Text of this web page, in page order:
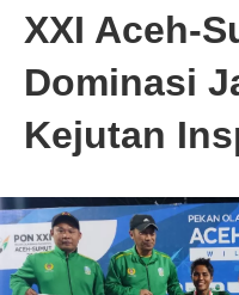
XXI Aceh-
Dominasi
Kejutan